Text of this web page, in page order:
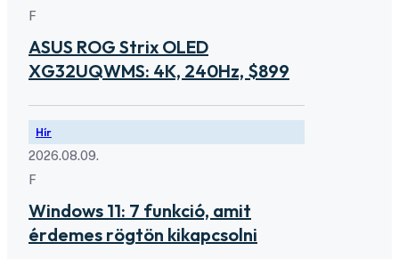
F
ASUS ROG Strix OLED
XG32UQWMS: 4K, 240Hz, $899
Hír
2026.08.09.
F
Windows 11: 7 funkció, amit
érdemes rögtön kikapcsolni